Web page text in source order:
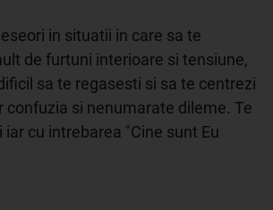
in situatii in care sa te
de furtuni interioare si tensiune,
sa te regasesti si sa te centrezi
confuzia si nenumarate dileme. Te
cu intrebarea "Cine sunt Eu